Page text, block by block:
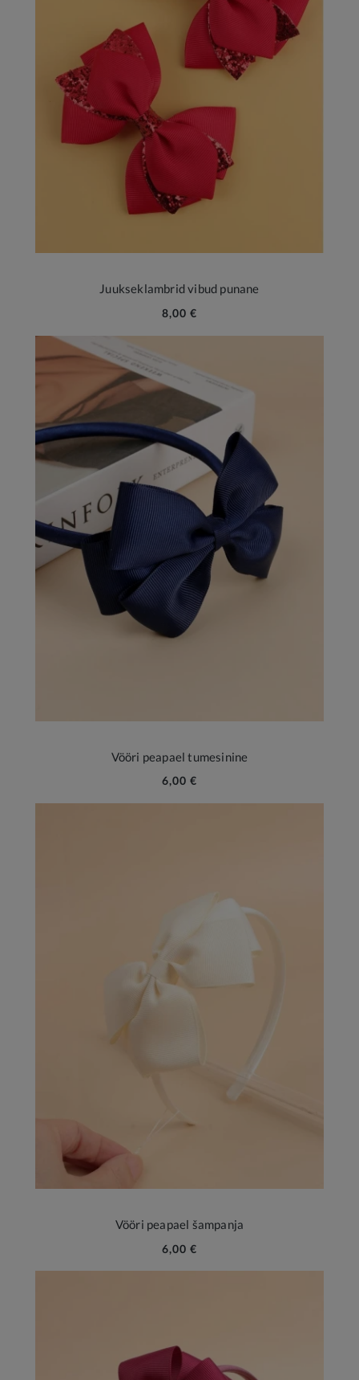
Juukseklambrid vibud punane
8,00 €
Vööri peapael tumesinine
6,00 €
Vööri peapael šampanja
6,00 €